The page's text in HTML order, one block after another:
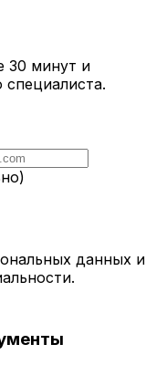
30 минут и
данных и
.